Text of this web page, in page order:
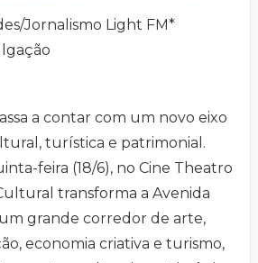
Jornalismo Light FM*
a contar com um novo eixo
turística e patrimonial.
feira (18/6), no Cine Theatro
transforma a Avenida
grande corredor de arte,
economia criativa e turismo,